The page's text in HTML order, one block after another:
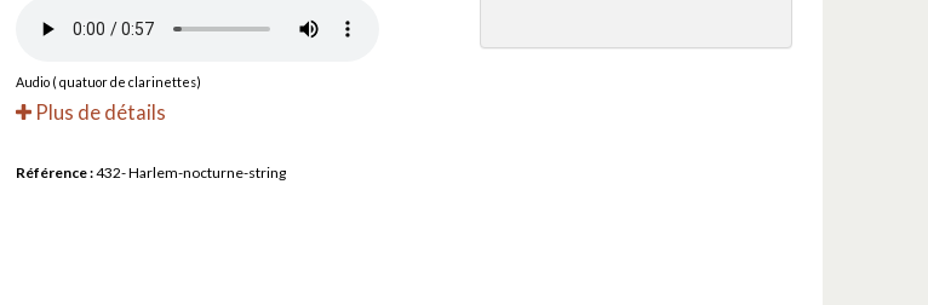
Audio ( quatuor de clarinettes)
Plus de détails
Référence :432- Harlem-nocturne-string